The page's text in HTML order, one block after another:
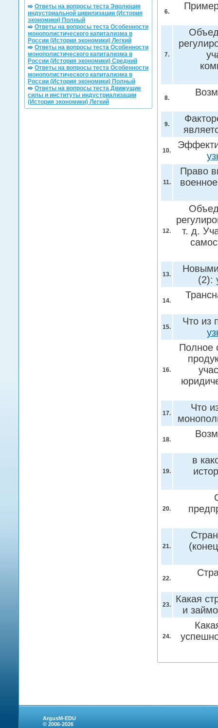
6.
7.
8.
9.
10.
11.
Право
12.
т. д.
13.
(2):
14.
15.
Что из
16.
Полное
17.
Что
18.
19.
в
20.
21.
22.
23.
Какая
и
24.
Ответы на вопросы теста Эволюция
индустриальной цивилизации (История
экономики) Полный
Ответы на вопросы теста Особенности
монополистического капитализма в
России (История экономики) Легкий
Ответы на вопросы теста Особенности
монополистического капитализма в
России (История экономики) Средний
Ответы на вопросы теста Особенности
монополистического капитализма в
России (История экономики) Полный
Ответы на вопросы теста Движущие
силы и институты индустриализации
(История экономики) Легкий
ArgusM-EDU
© 2006-2026